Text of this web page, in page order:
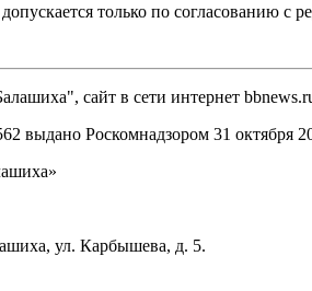
только по согласованию с
сайт в сети интернет
Роскомнадзором 31 октября
ул. Карбышева, д. 5.